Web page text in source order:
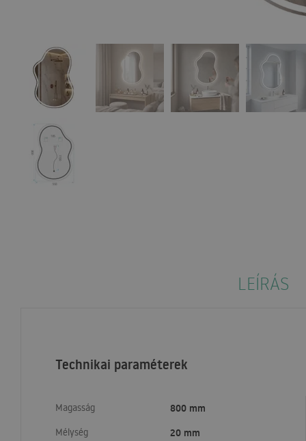
LEÍRÁS
Technikai paraméterek
Magasság 800 mm
Mélység 20 mm